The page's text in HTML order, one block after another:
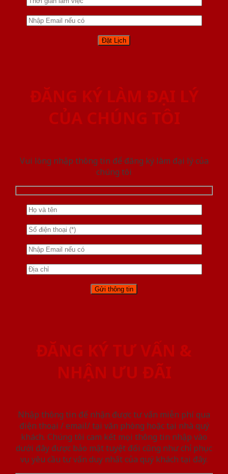
ĐĂNG KÝ LÀM ĐẠI LÝ
CỦA CHÚNG TÔI
Vui lòng nhập thông tin để đăng ký làm đại lý của
chúng tôi
ĐĂNG KÝ TƯ VẤN &
NHẬN ƯU ĐÃI
Nhập thông tin để nhận được tư vấn miễn phí qua
điện thoại / email/ tại văn phòng hoặc tại nhà quý
khách. Chúng tôi cam kết mọi thông tin nhập vào
dưới đây được bảo mật tuyệt đối cũng như chỉ phục
vụ yêu cầu tư vấn duy nhất của quý khách tại đây.